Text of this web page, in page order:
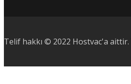
Telif hakkı © 2022 Hostvac'a aittir.